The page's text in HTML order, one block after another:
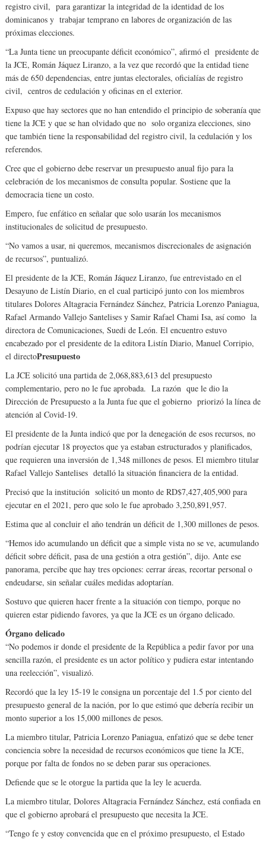
registro civil, para garantizar la integridad de la identidad de los
dominicanos y trabajar temprano en labores de organización de las
próximas elecciones.
“La Junta tiene un preocupante déficit económico”, afirmó el presidente de
la JCE, Román Jáquez Liranzo, a la vez que recordó que la entidad tiene
más de 650 dependencias, entre juntas electorales, oficialías de registro
civil, centros de cedulación y oficinas en el exterior.
Expuso que hay sectores que no han entendido el principio de soberanía que
tiene la JCE y que se han olvidado que no solo organiza elecciones, sino
que también tiene la responsabilidad del registro civil, la cedulación y los
referendos.
Cree que el gobierno debe reservar un presupuesto anual fijo para la
celebración de los mecanismos de consulta popular. Sostiene que la
democracia tiene un costo.
Empero, fue enfático en señalar que solo usarán los mecanismos
institucionales de solicitud de presupuesto.
“No vamos a usar, ni queremos, mecanismos discrecionales de asignación
de recursos”, puntualizó.
El presidente de la JCE, Román Jáquez Liranzo, fue entrevistado en el
Desayuno de Listín Diario, en el cual participó junto con los miembros
titulares Dolores Altagracia Fernández Sánchez, Patricia Lorenzo Paniagua,
Rafael Armando Vallejo Santelises y Samir Rafael Chami Isa, así como la
directora de Comunicaciones, Suedi de León. El encuentro estuvo
encabezado por el presidente de la editora Listín Diario, Manuel Corripio,
el directoPresupuesto
La JCE solicitó una partida de 2,068,883,613 del presupuesto
complementario, pero no le fue aprobada. La razón que le dio la
Dirección de Presupuesto a la Junta fue que el gobierno priorizó la línea de
atención al Covid-19.
El presidente de la Junta indicó que por la denegación de esos recursos, no
podrían ejecutar 18 proyectos que ya estaban estructurados y planificados,
que requieren una inversión de 1,348 millones de pesos. El miembro titular
Rafael Vallejo Santelises detalló la situación financiera de la entidad.
Precisó que la institución solicitó un monto de RD$7,427,405,900 para
ejecutar en el 2021, pero que solo le fue aprobado 3,250,891,957.
Estima que al concluir el año tendrán un déficit de 1,300 millones de pesos.
“Hemos ido acumulando un déficit que a simple vista no se ve, acumulando
déficit sobre déficit, pasa de una gestión a otra gestión”, dijo. Ante ese
panorama, percibe que hay tres opciones: cerrar áreas, recortar personal o
endeudarse, sin señalar cuáles medidas adoptarían.
Sostuvo que quieren hacer frente a la situación con tiempo, porque no
quieren estar pidiendo favores, ya que la JCE es un órgano delicado.
Órgano delicado
“No podemos ir donde el presidente de la República a pedir favor por una
sencilla razón, el presidente es un actor político y pudiera estar intentando
una reelección”, visualizó.
Recordó que la ley 15-19 le consigna un porcentaje del 1.5 por ciento del
presupuesto general de la nación, por lo que estimó que debería recibir un
monto superior a los 15,000 millones de pesos.
La miembro titular, Patricia Lorenzo Paniagua, enfatizó que se debe tener
conciencia sobre la necesidad de recursos económicos que tiene la JCE,
porque por falta de fondos no se deben parar sus operaciones.
Defiende que se le otorgue la partida que la ley le acuerda.
La miembro titular, Dolores Altagracia Fernández Sánchez, está confiada en
que el gobierno aprobará el presupuesto que necesita la JCE.
“Tengo fe y estoy convencida que en el próximo presupuesto, el Estado